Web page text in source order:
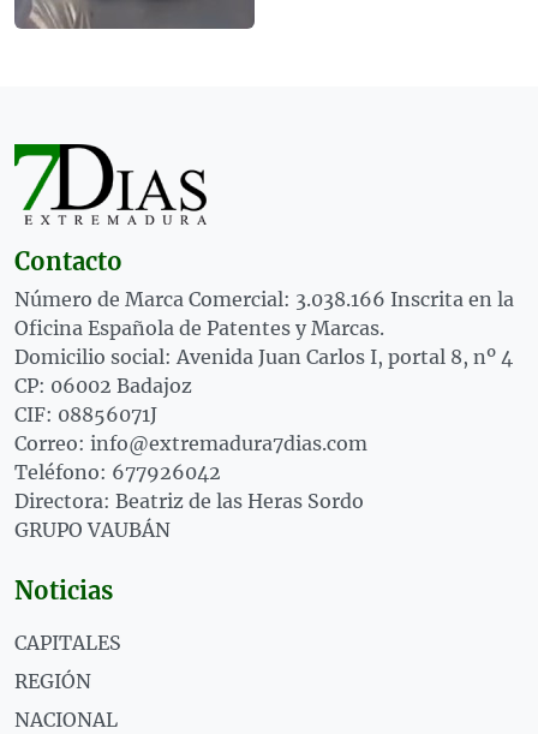
Contacto
Número de Marca Comercial: 3.038.166 Inscrita en la
Oficina Española de Patentes y Marcas.
Domicilio social: Avenida Juan Carlos I, portal 8, nº 4
CP: 06002 Badajoz
CIF: 08856071J
Correo: info@extremadura7dias.com
Teléfono: 677926042
Directora: Beatriz de las Heras Sordo
GRUPO VAUBÁN
Noticias
CAPITALES
REGIÓN
NACIONAL